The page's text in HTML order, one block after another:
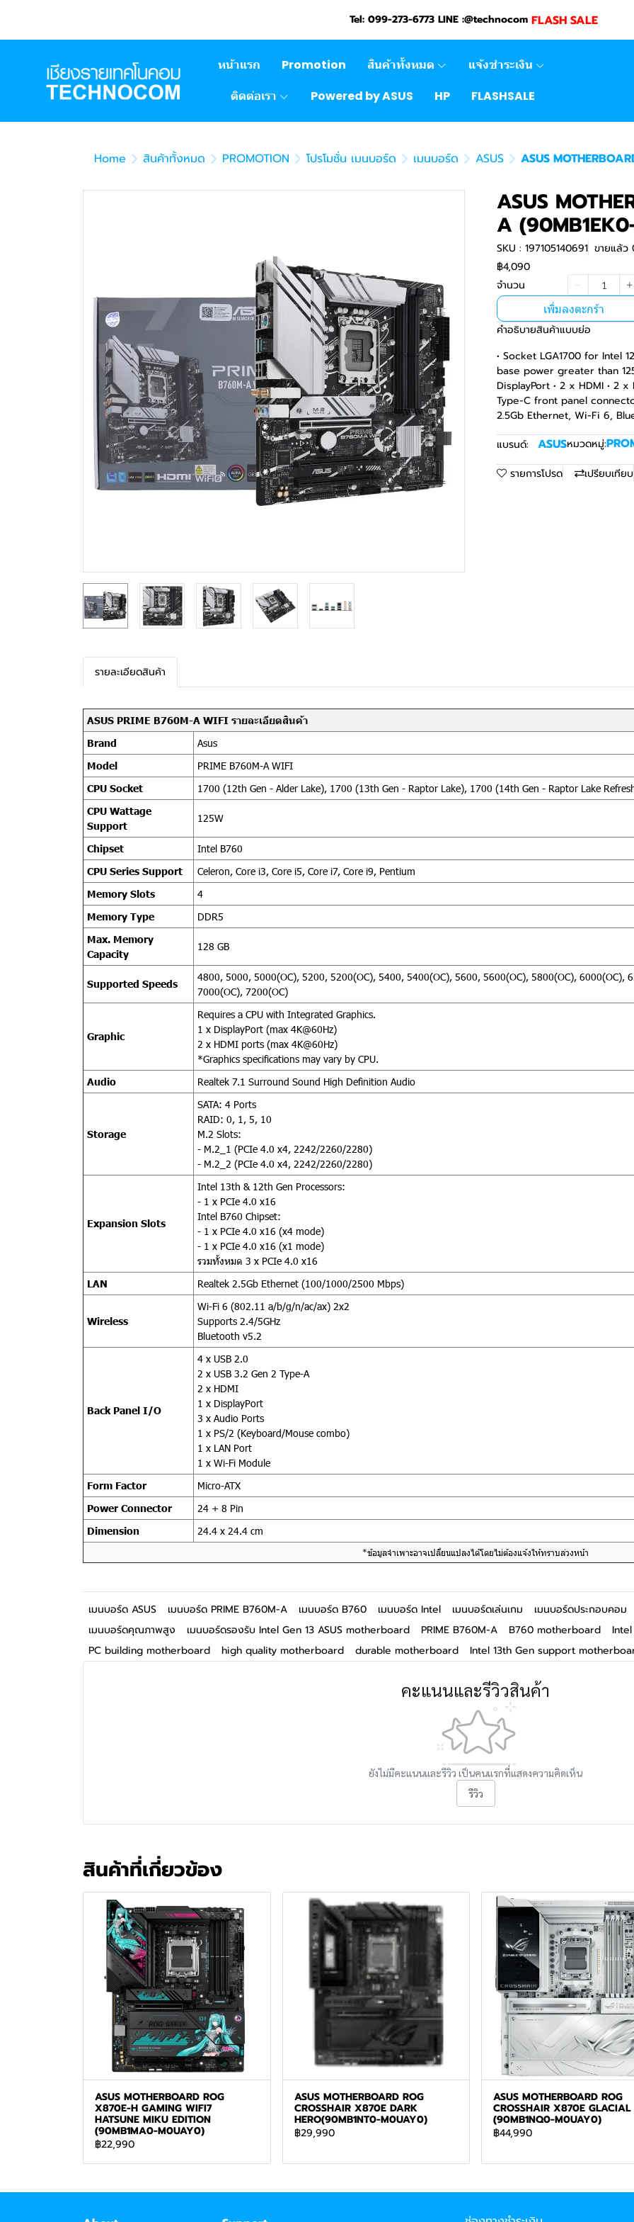
Tel: 099-273-6773 LINE :@technocom FLASH SALE
หน้าแรก Promotion สินค้าทั้งหมด
แจ้งชำระเงิน
ติดต่อเรา
Powered by ASUS HP FLASHSALE
Home สินค้าทั้งหมด PROMOTION โปรโมชั่น เมนบอร์ด เมนบอร์ด ASUS ASUS
ASUS
A
SKU : 197105140691 ขายแล้ว
฿4,090
จำนวน
เพิ่มลงตะกร้า
คำอธิบายสินค้าแบบย่อ
• Socket LGA1700 for Intel
base power greater than
DisplayPort • 2 x HDMI • 2 x
Type-C front panel
2.5Gb Ethernet, Wi-Fi 6,
แบรนด์:
ASUSหมวดหมู่:
รายการโปรด เปรียบเทียบ
รายละเอียดสินค้า
ASUS PRIME B760M-A WIFI รายละเอียดสินค้า
Brand
Asus
Model PRIME B760M-A WIFI
CPU Socket 1700 (12th Gen - Alder Lake), 1700 (13th Gen - Raptor Lake), 1700 (14th Gen - Raptor Lake
CPU Wattage
Support
125W
Chipset Intel B760
CPU Series Support Celeron, Core i3, Core i5, Core i7, Core i9, Pentium
Memory Slots 4
Memory Type DDR5
Max. Memory
Capacity
128 GB
Supported Speeds
4800, 5000, 5000(OC), 5200, 5200(OC), 5400, 5400(OC), 5600, 5600(OC), 5800(OC), 6000(OC),
7000(OC), 7200(OC)
Graphic
Requires a CPU with Integrated Graphics.
1 x DisplayPort (max 4K@60Hz)
2 x HDMI ports (max 4K@60Hz)
*Graphics specifications may vary by CPU.
Audio Realtek 7.1 Surround Sound High Definition Audio
Storage
SATA: 4 Ports
RAID: 0, 1, 5, 10
M.2 Slots:
- M.2_1 (PCIe 4.0 x4, 2242/2260/2280)
- M.2_2 (PCIe 4.0 x4, 2242/2260/2280)
Expansion Slots
Intel 13th & 12th Gen Processors:
- 1 x PCIe 4.0 x16
Intel B760 Chipset:
- 1 x PCIe 4.0 x16 (x4 mode)
- 1 x PCIe 4.0 x16 (x1 mode)
รวมทั้งหมด 3 x PCIe 4.0 x16
LAN Realtek 2.5Gb Ethernet (100/1000/2500 Mbps)
Wireless
Wi-Fi 6 (802.11 a/b/g/n/ac/ax) 2x2
Supports 2.4/5GHz
Bluetooth v5.2
Back Panel I/O
4 x USB 2.0
2 x USB 3.2 Gen 2 Type-A
2 x HDMI
1 x DisplayPort
3 x Audio Ports
1 x PS/2 (Keyboard/Mouse combo)
1 x LAN Port
1 x Wi-Fi Module
Form Factor Micro-ATX
Power Connector 24 + 8 Pin
Dimension 24.4 x 24.4 cm
*ข้อมูลจำเพาะอาจเปลี่ยนแปลงได้โดยไม่ต้องแจ้งให้ทราบล่วงหน้า
เมนบอร์ด ASUS เมนบอร์ด PRIME B760M-A เมนบอร์ด B760 เมนบอร์ด Intel เมนบอร์ดเล่นเกม
เมนบอร์ดประกอบคอม
เมนบอร์ดคุณภาพสูง
เมนบอร์ดรองรับ Intel Gen 13 ASUS motherboard PRIME B760M-A B760 motherboard
PC building motherboard
high quality motherboard durable motherboard Intel 13th Gen support
คะแนนและรีวิวสินค้า
ยังไม่มีคะแนนและรีวิว เป็นคนแรกที่แสดงความคิดเห็น
รีวิว
สินค้าที่เกี่ยวข้อง
ASUS MOTHERBOARD ROG
X870E-H GAMING WIFI7
HATSUNE MIKU EDITION
(90MB1MA0-M0UAY0)
฿22,990
ASUS MOTHERBOARD ROG
CROSSHAIR X870E DARK
HERO(90MB1NT0-M0UAY0)
฿29,990
ASUS MOTHERBOARD ROG
CROSSHAIR X870E GLACIAL
(90MB1NQ0-M0UAY0)
฿44,990